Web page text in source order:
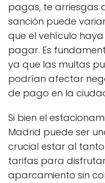
pagas, te arriesgas
sanción puede
que el vehículo
pagar. Es
ya que las multas
podrían afectar
de pago en la
Si bien el
Madrid puede ser
crucial estar al
tarifas para
aparcamiento sin